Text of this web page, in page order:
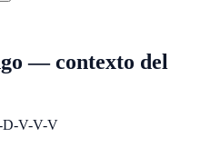
—contexto del
D-V-V-V